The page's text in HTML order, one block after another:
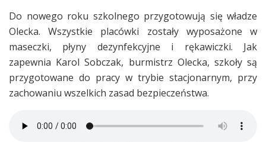
Do nowego roku szkolnego przygotowują się władze
Olecka. Wszystkie placówki zostały wyposażone w
maseczki, płyny dezynfekcyjne i rękawiczki. Jak
zapewnia Karol Sobczak, burmistrz Olecka, szkoły są
przygotowane do pracy w trybie stacjonarnym, przy
zachowaniu wszelkich zasad bezpieczeństwa.